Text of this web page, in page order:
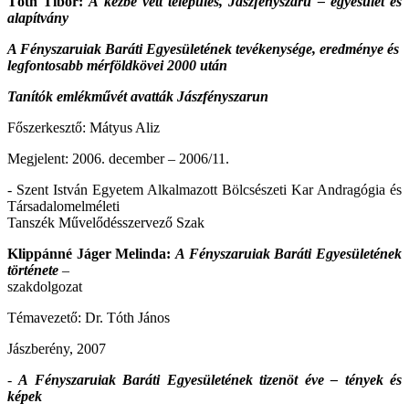
alapítvány
A Fényszaruiak Baráti Egyesületének tevékenysége, eredménye és
legfontosabb mérföldkövei 2000 után
Tanítók emlékművét avatták Jászfényszarun
Főszerkesztő: Mátyus Aliz
Megjelent: 2006. december – 2006/11.
- Szent István Egyetem Alkalmazott Bölcsészeti Kar Andragógia és
Társadalomelméleti
Tanszék Művelődésszervező Szak
Klippánné Jáger Melinda: A Fényszaruiak Baráti Egyesületének
története –
szakdolgozat
Témavezető: Dr. Tóth János
Jászberény, 2007
-A Fényszaruiak Baráti Egyesületének tizenöt éve – tények és
képek